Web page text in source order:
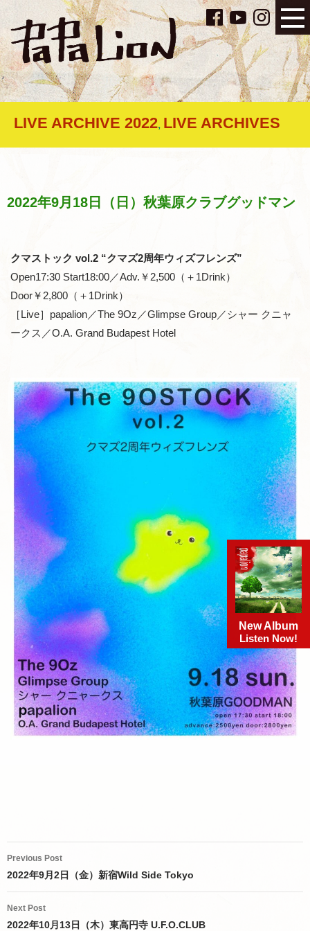
LIVE ARCHIVE 2022, LIVE ARCHIVES
2022年9月18日（日）秋葉原クラブグッドマン
クマストック vol.2 “クマズ2周年ウィズフレンズ”
Open17:30 Start18:00／Adv.￥2,500（＋1Drink）
Door￥2,800（＋1Drink）
［Live］papalion／The 9Oz／Glimpse Group／シャー クニャ
ークス／O.A. Grand Budapest Hotel
Post
navigation
Previous Post
2022年9月2日（金）新宿Wild Side Tokyo
Next Post
2022年10月13日（木）東高円寺 U.F.O.CLUB
New Album
Listen Now!